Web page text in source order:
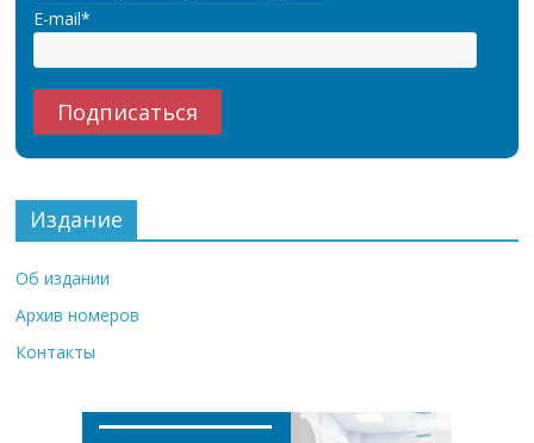
E-mail*
Издание
Об издании
Архив номеров
Контакты